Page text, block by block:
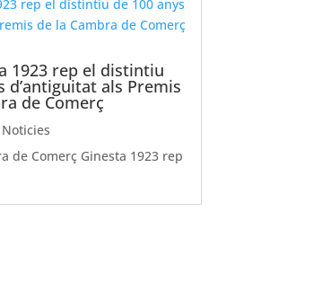
1923 rep el distintiu
d’antiguitat als Premis
de Comerç
Noticies
de Comerç Ginesta 1923 rep